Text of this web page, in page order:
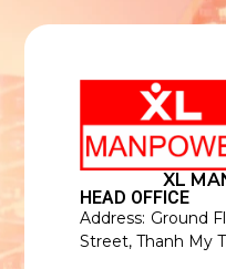
XL
HEAD OFFICE
Address: Ground
Street, Thanh My